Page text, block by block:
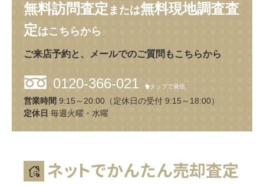
無料訪問査定 または無料現地調査査
定はこちらから
ご来店予約と、メールでのご質問もこちらから
0120-366-021 タップで発信
営業時間 9:15～20:00（定休日の受付 9:15～18:00）
定休日 毎週火曜・水曜